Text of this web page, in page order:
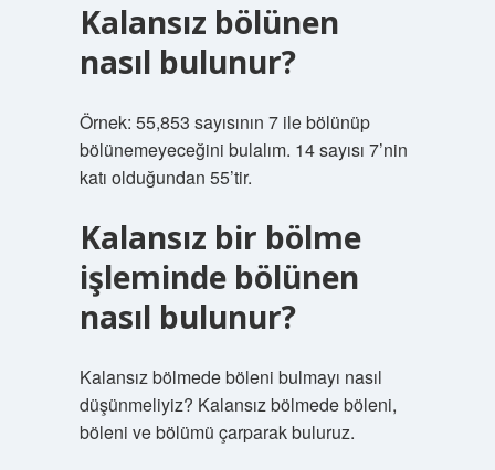
Kalansız bölünen
nasıl bulunur?
Örnek: 55,853 sayısının 7 ile bölünüp
bölünemeyeceğini bulalım. 14 sayısı 7’nin
katı olduğundan 55’tir.
Kalansız bir bölme
işleminde bölünen
nasıl bulunur?
Kalansız bölmede böleni bulmayı nasıl
düşünmeliyiz? Kalansız bölmede böleni,
böleni ve bölümü çarparak buluruz.